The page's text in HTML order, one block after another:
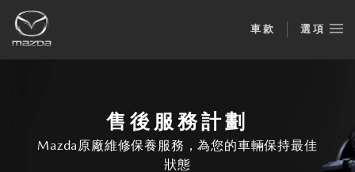
車款 選項
售後服務計劃
Mazda原廠維修保養服務，為您的車輛保持最佳
狀態